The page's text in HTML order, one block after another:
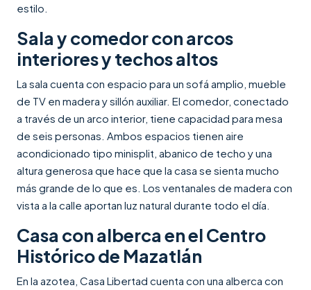
estilo.
Sala y comedor con arcos
interiores y techos altos
La sala cuenta con espacio para un sofá amplio, mueble
de TV en madera y sillón auxiliar. El comedor, conectado
a través de un arco interior, tiene capacidad para mesa
de seis personas. Ambos espacios tienen aire
acondicionado tipo minisplit, abanico de techo y una
altura generosa que hace que la casa se sienta mucho
más grande de lo que es. Los ventanales de madera con
vista a la calle aportan luz natural durante todo el día.
Casa con alberca en el Centro
Histórico de Mazatlán
En la azotea, Casa Libertad cuenta con una alberca con